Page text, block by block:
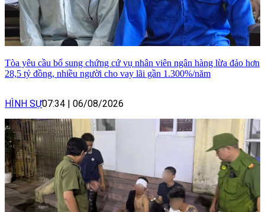
Tòa yêu cầu bổ sung chứng cứ vụ nhân viên ngân hàng lừa đảo hơn
28,5 tỷ đồng, nhiều người cho vay lãi gần 1.300%/năm
HÌNH SỰ07:34 06/08/2026